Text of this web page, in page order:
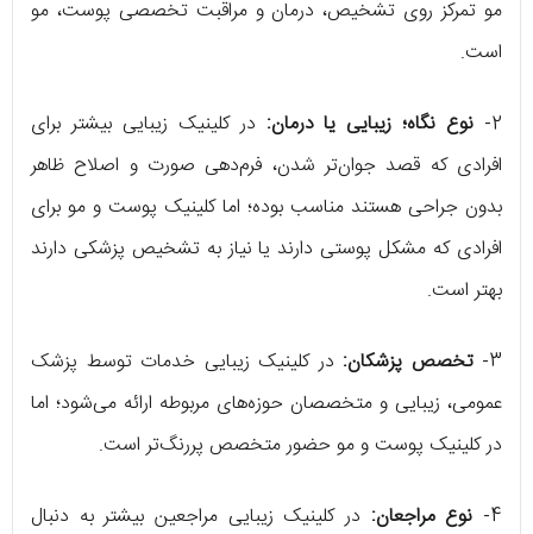
مو تمرکز روی تشخیص، درمان و مراقبت تخصصی پوست، مو
است.
2- نوع نگاه؛ زیبایی یا درمان: در کلینیک زیبایی بیشتر برای
افرادی که قصد جوان‌تر شدن، فرم‌دهی صورت و اصلاح ظاهر
بدون جراحی هستند مناسب بوده؛ اما کلینیک پوست و مو برای
افرادی که مشکل پوستی دارند یا نیاز به تشخیص پزشکی دارند
بهتر است.
3- تخصص پزشکان: در کلینیک زیبایی خدمات توسط پزشک
عمومی، زیبایی و متخصصان حوزه‌های مربوطه ارائه می‌شود؛ اما
در کلینیک پوست و مو حضور متخصص پررنگ‌تر است.
4- نوع مراجعان: در کلینیک زیبایی مراجعین بیشتر به دنبال